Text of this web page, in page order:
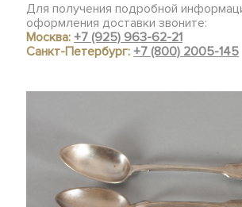
Для получения подробной
оформления доставки звоните:
Москва:+7 (925) 963-62-21
Санкт-Петербург:+7 (800) 2005-145